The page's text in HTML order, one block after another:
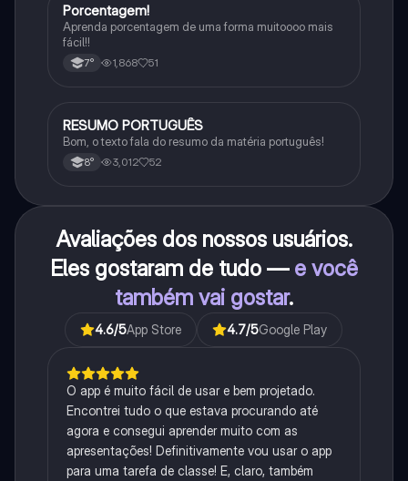
Matematica
Porcentagem!
Aprenda porcentagem de uma forma muitoooo mais
fácil!!
7° 1,868 51
Português
RESUMO PORTUGUÊS
Bom, o texto fala do resumo da matéria português!
8° 3,012 52
Avaliações dos nossos usuários.
Eles gostaram de tudo — e você
também vai gostar.
4.6/5App Store 4.7/5Google Play
O app é muito fácil de usar e bem projetado.
Encontrei tudo o que estava procurando até
agora e consegui aprender muito com as
apresentações! Definitivamente vou usar o app
para uma tarefa de classe! E, claro, também